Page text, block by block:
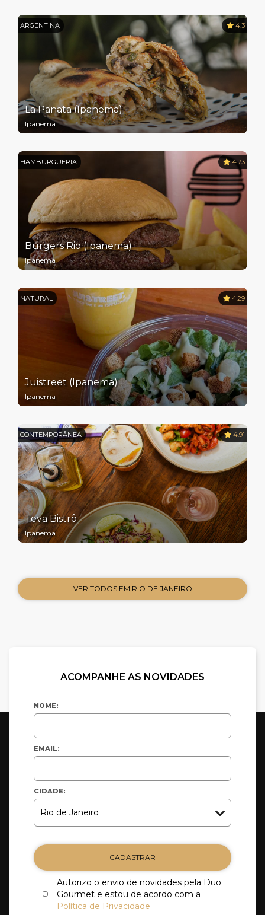
ARGENTINA 4.3
La Panata (Ipanema)
Ipanema
HAMBURGUERIA 4.73
Burgers Rio (Ipanema)
Ipanema
NATURAL 4.29
Juistreet (Ipanema)
Ipanema
CONTEMPORÂNEA 4.91
Teva Bistrô
Ipanema
VER TODOS EM RIO DE JANEIRO
ACOMPANHE AS NOVIDADES
NOME:
EMAIL:
CIDADE:
CADASTRAR
Autorizo o envio de novidades pela Duo
Gourmet e estou de acordo com a
Política de Privacidade